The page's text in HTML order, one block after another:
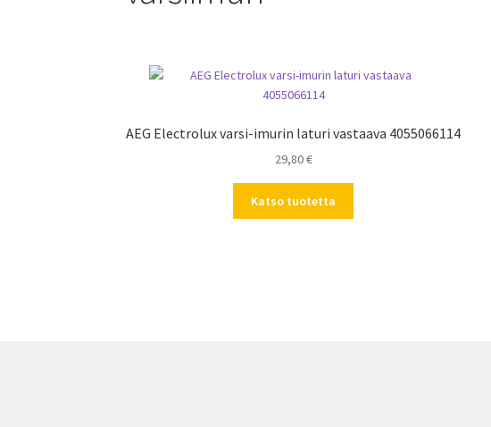
AEG Electrolux varsi-imurin laturi vastaava 4055066114
29,80€
Katso tuotetta